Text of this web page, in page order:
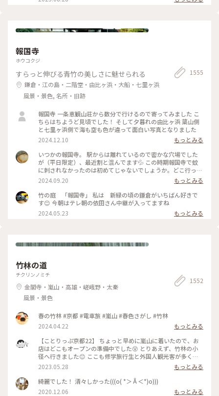
所』 2025年10月18日(土) - 2026年3月15日(日) #金沢21世紀
#SIDECORELivingroadLivingspace/生きている道生きるため
ため、屋外でプールを上から覗くのも中止になっていました💧
み、上から覗くプールが見られるようになり急いで見学！ も
わいいラビットチェアや、憧れのアルネ・ヤコブセンデザイン
のアントチェアやスワンチェアに座れたのも満足✨ 女子トイレ
世紀美術館 #美術館 #金沢 #石川 #アートな景色
報国寺
ホウコクジ
すらっと伸びる青竹の美しさに魅せられる
鎌倉・江の島・二階堂・由比ヶ浜・大船・七里ヶ浜
風景・景色, 名所・旧跡
1555
報国寺 一条恵観山荘から数分で行けるので寄ってみました こ
ちらはちようど見頃でした！ そして夕暮れの由比ヶ浜 葉山側
と七里ヶ浜側で海も空も色が違って面白い写真となりました
2024.12.10
もっとみる
いつかの報国寺。 駅からは離れているので密かな穴場でした
が（平日限定）、最近割と混んでます💦 この時期報国寺で蚊
に刺されなかったのは初めてじゃないでしょうか。どこ行っ
た〜🦟 #ことりっぷ旅2024 #鎌倉
2024.09.20
もっとみる
竹の庭 「報国寺」 私は 新緑の頃の鎌倉がいちばん好きで
す😊 今朝はテレ朝の依田さん中継が入ってますね
2024.05.23
もっとみる
竹林の道
チクリンノミチ
金閣寺・嵐山・高雄・嵯峨野・太秦
風景・景色
1552
春の竹林 #京都 #電車旅 #嵐山 #春色さがし #竹林
2024.04.22
もっとみる
【ことりっぷ京都22】 ちょっと早めに嵐山に着いたので、お
店はどこもオープンの準備中でした😵 とりあえず、竹林の小
径へ行きました😊 ここも修学旅行生と外国人観光客が多く、
特に中国系の方の声が竹林の中に響いていました🤫 竹林の小
径には人力車専用の道が整備されており、外国人観光客を乗せ
た人力車に出会いました😄 #私のことりっぷ旅 #京都 #竹林の
小径 #人力車 令和５年５月21日撮影
2023.05.28
もっとみる
綺麗でした！ 清々しかった(((o( *＞Å＜*)o)))
2020.12.06
もっとみる